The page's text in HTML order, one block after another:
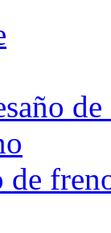
de
de